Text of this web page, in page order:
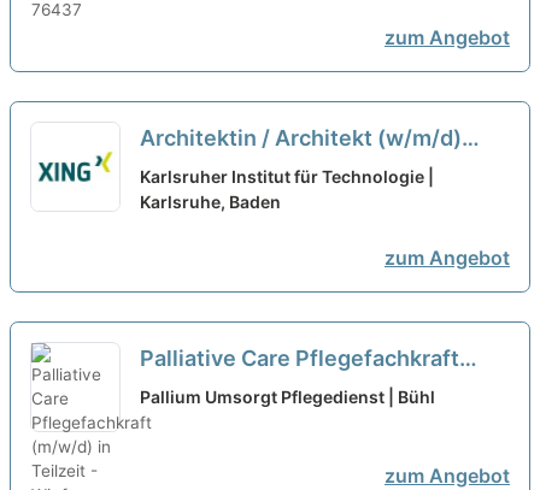
zum Angebot
Architektin / Architekt (w/m/d)
Entwicklungsplanung (70%
Teilzeit) neu
Karlsruher Institut für Technologie |
Karlsruhe, Baden
zum Angebot
Palliative Care Pflegefachkraft
(m/w/d) in Teilzeit - Wir freuen uns
auf Ihre Unterstützung!
Pallium Umsorgt Pflegedienst | Bühl
zum Angebot